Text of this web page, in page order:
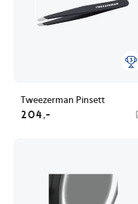
Tweezerman Pinsett
204,-